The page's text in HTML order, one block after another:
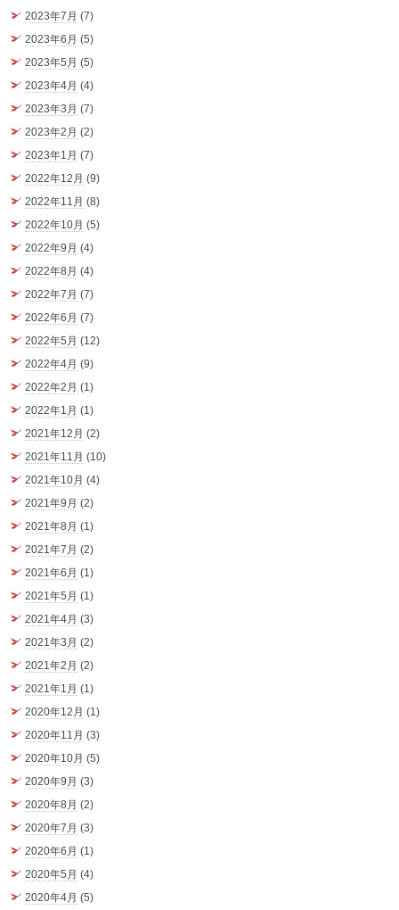
2023年7月 (7)
2023年6月 (5)
2023年5月 (5)
2023年4月 (4)
2023年3月 (7)
2023年2月 (2)
2023年1月 (7)
2022年12月 (9)
2022年11月 (8)
2022年10月 (5)
2022年9月 (4)
2022年8月 (4)
2022年7月 (7)
2022年6月 (7)
2022年5月 (12)
2022年4月 (9)
2022年2月 (1)
2022年1月 (1)
2021年12月 (2)
2021年11月 (10)
2021年10月 (4)
2021年9月 (2)
2021年8月 (1)
2021年7月 (2)
2021年6月 (1)
2021年5月 (1)
2021年4月 (3)
2021年3月 (2)
2021年2月 (2)
2021年1月 (1)
2020年12月 (1)
2020年11月 (3)
2020年10月 (5)
2020年9月 (3)
2020年8月 (2)
2020年7月 (3)
2020年6月 (1)
2020年5月 (4)
2020年4月 (5)